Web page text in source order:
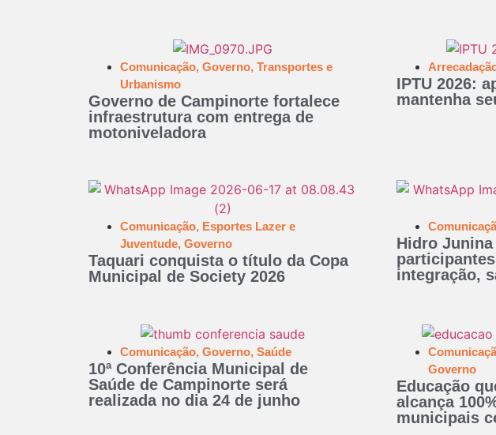
Comunicação, Governo, Transportes e
Urbanismo
Governo de Campinorte fortalece
infraestrutura com entrega de
motoniveladora
IPTU 2026:
mantenha
Comunicação, Esportes Lazer e
Juventude, Governo
Taquari conquista o título da Copa
Municipal de Society 2026
Hidro Junina
integração,
Comunicação, Governo, Saúde
10ª Conferência Municipal de
Saúde de Campinorte será
realizada no dia 24 de junho
Governo
Educação
alcança
municipais